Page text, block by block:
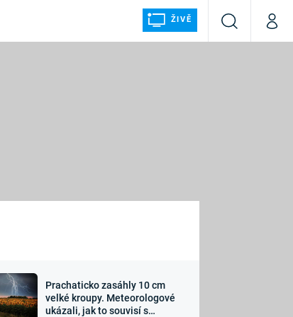
ŽIVĚ
VyhledáváníMůj
Sledujte nás
Prachaticko zasáhly 10 cm
velké kroupy. Meteorologové
ukázali, jak to souvisí s